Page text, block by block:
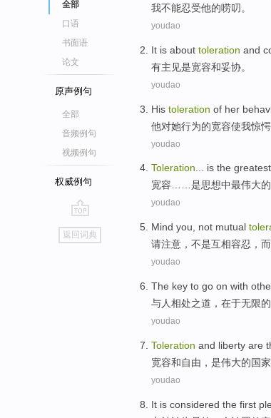
全部
口语
书面语
论文
原声例句
全部
音频例句
视频例句
权威例句
go
top
返回词典
我不能忍受他的唠叨 。
youdao
It is about toleration and
有主见是宽容和妥协。
youdao
His toleration of her
他对她行为的宽容使我惊愕
youdao
Toleration... is the greatest
宽容……是思想中最伟大的
youdao
Mind you not mutual
请注意 ， 不是互相容忍 ，
youdao
The key to go on with
与人相处之道，在于无限的
youdao
Toleration and liberty are
宽容和自由 ， 是伟大的国家
youdao
It is considered the first